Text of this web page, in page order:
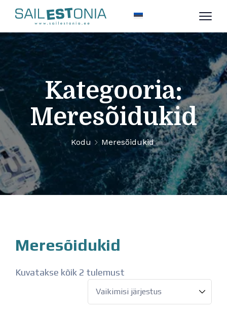
Kategooria:
Meresõidukid
Kodu Meresõidukid
Meresõidukid
Kuvatakse kõik 2 tulemust